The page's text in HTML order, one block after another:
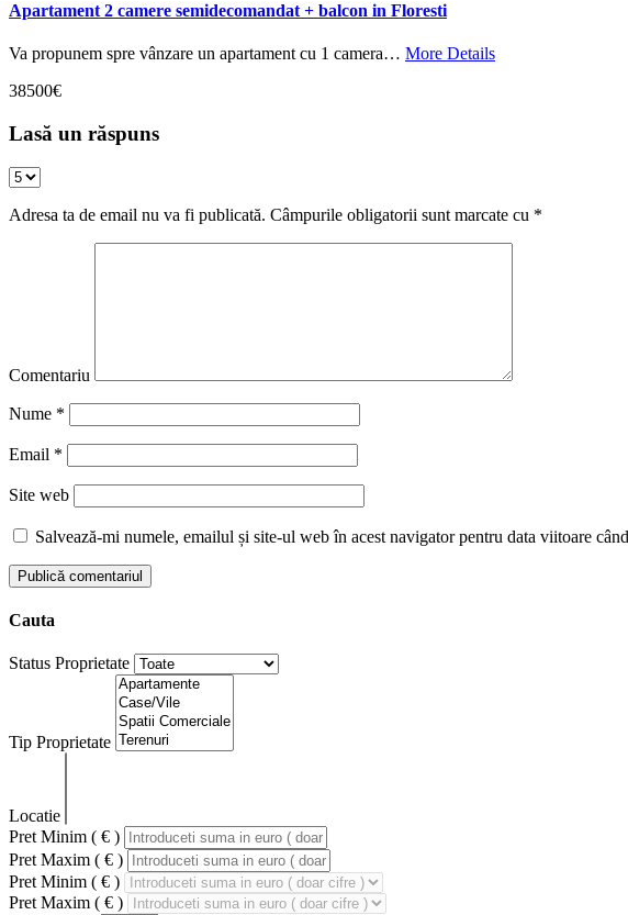
Apartament 2 camere semidecomandat + balcon in Floresti
Va propunem spre vânzare un apartament cu 1 camera… More Details
38500€
Lasă un răspuns
Adresa ta de email nu va fi publicată. Câmpurile obligatorii sunt marcate cu *
Comentariu
Nume *
Email *
Site web
Salvează-mi numele, emailul și site-ul web în acest navigator pentru data viitoare
Cauta
Status Proprietate
Tip Proprietate
Locatie
Pret Minim ( € )
Pret Maxim ( € )
Pret Minim ( € )
Pret Maxim ( € )